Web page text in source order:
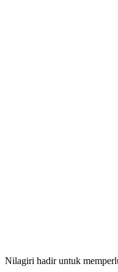
Nilagiri hadir untuk